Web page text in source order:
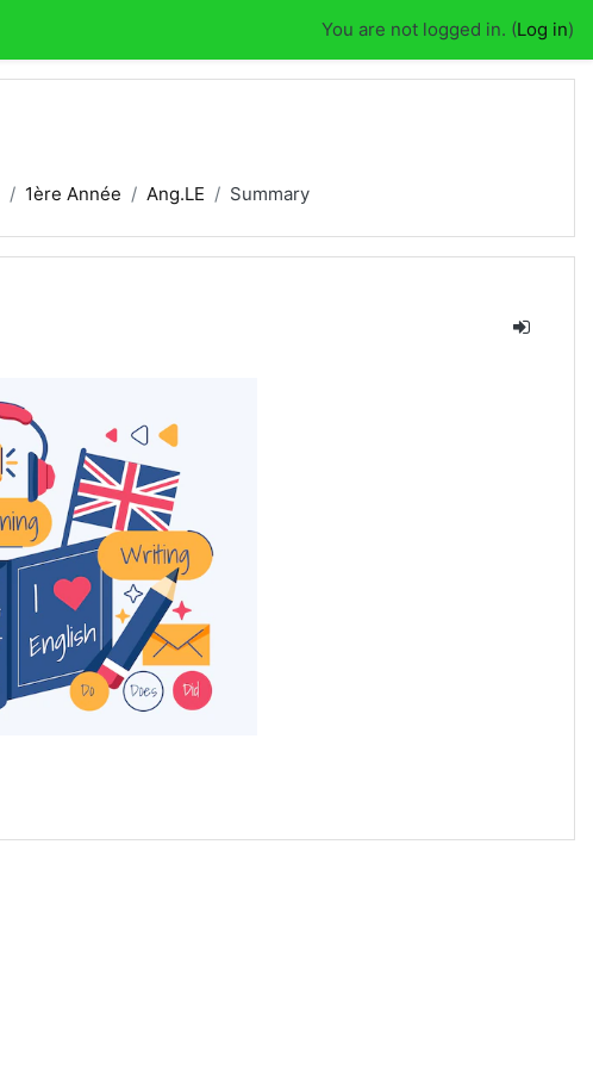
You are not logged in. (Log in)
1ère Année Ang.LE Summary